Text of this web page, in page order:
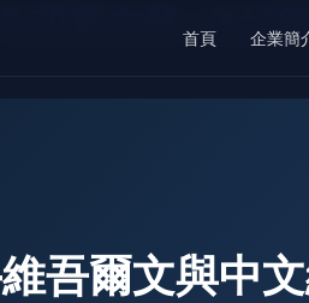
花堂在线-色奸
首頁 企業簡
吾爾文與中